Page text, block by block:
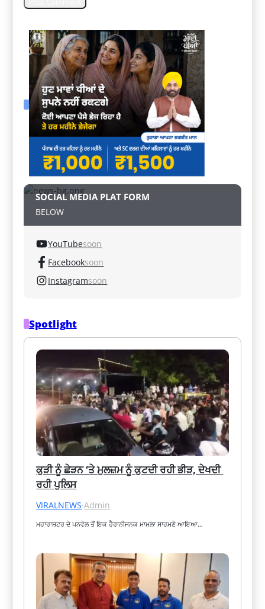
SOCIAL MEDIA PLAT FORM
BELOW
YouTubesoon
Facebooksoon
Instagramsoon
Spotlight
ਕੁੜੀ ਨੂੰ ਛੇੜਨ ‘ਤੇ ਮੁਲਜ਼ਮ ਨੂੰ ਕੁਟਦੀ ਰਹੀ ਭੀੜ, ਦੇਖਦੀ
ਰਹੀ ਪੁਲਿਸ
VIRALNEWS·Admin
ਮਹਾਰਾਸ਼ਟਰ ਦੇ ਪਨਵੇਲ ਤੋਂ ਇਕ ਹੈਰਾਨੀਜਨਕ ਮਾਮਲਾ ਸਾਹਮਣੇ ਆਇਆ…